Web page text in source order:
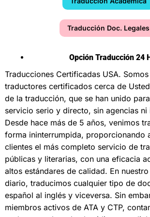
Traducción Doc. Legales
Opción Traducción 24
Traducciones Certificadas USA.
traductores certificados cerca de
de la traducción, que se han unido
servicio serio y directo, sin agencias ni
Desde hace más de 5 años, venimos
forma ininterrumpida, proporcionando
clientes el más completo servicio de
públicas y literarias, con una eficacia
altos estándares de calidad. En
diario, traducimos cualquier tipo de
español al inglés y viceversa. Sin
miembros activos de ATA y CTP,